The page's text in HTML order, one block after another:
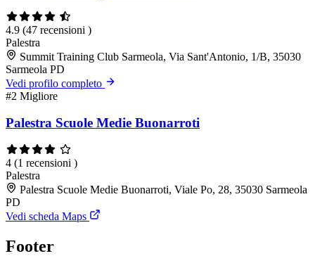
4.9 (47 recensioni )
Palestra
Summit Training Club Sarmeola, Via Sant'Antonio, 1/B, 35030
Sarmeola PD
Vedi profilo completo
#2 Migliore
Palestra Scuole Medie Buonarroti
4 (1 recensioni )
Palestra
Palestra Scuole Medie Buonarroti, Viale Po, 28, 35030 Sarmeola
PD
Vedi scheda Maps
Footer